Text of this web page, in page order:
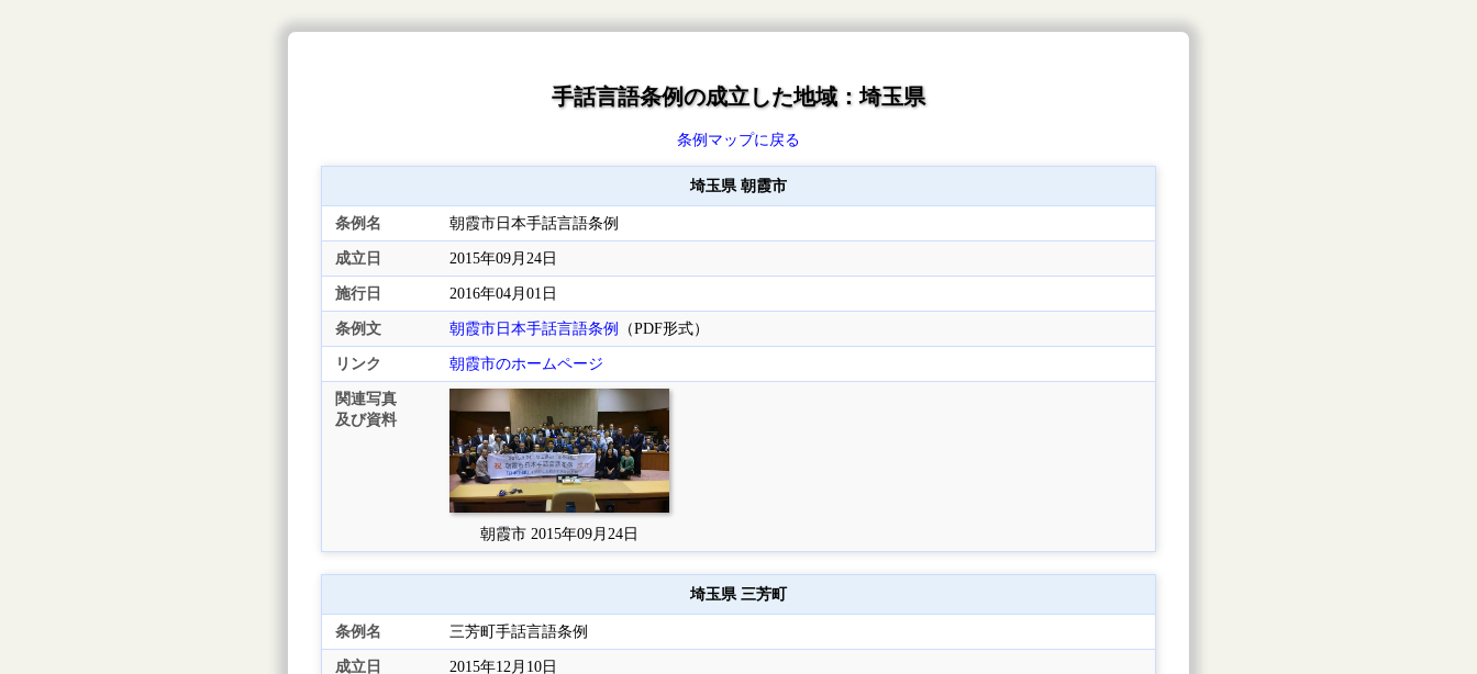
手話言語条例の成立した地域：埼玉県
条例マップに戻る
埼玉県 朝霞市
条例名 朝霞市日本手話言語条例
成立日 2015年09月24日
施行日 2016年04月01日
条例文 朝霞市日本手話言語条例 （PDF形式）
リンク 朝霞市のホームページ
関連写真
及び資料
朝霞市 2015年09月24日
埼玉県 三芳町
条例名 三芳町手話言語条例
成立日 2015年12月10日